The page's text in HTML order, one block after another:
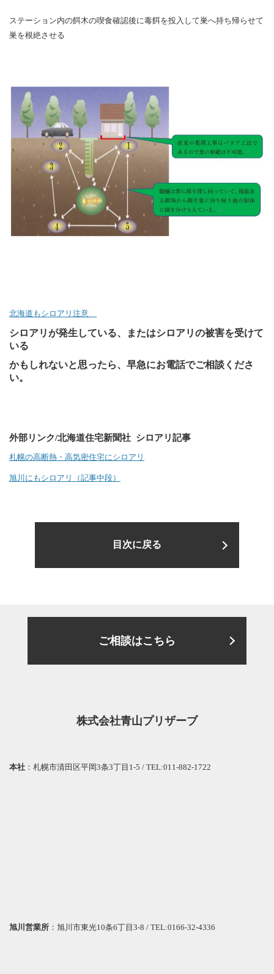
ステーション内の餌木の喫食確認後に毒餌を投入して巣へ持ち帰らせて
巣を根絶させる
北海道もシロアリ注意
シロアリが発生している、またはシロアリの被害を受けて
いる
かもしれないと思ったら、早急にお電話でご相談くださ
い。
外部リンク/北海道住宅新聞社 シロアリ記事
札幌の高断熱・高気密住宅にシロアリ
旭川にもシロアリ（記事中段）
目次に戻る
ご相談はこちら
株式会社青山プリザーブ
本社 ：札幌市清田区平岡3条3丁目1-5 / TEL:011-882-1722
旭川営業所 ：旭川市東光10条6丁目3-8 / TEL:0166-32-4336